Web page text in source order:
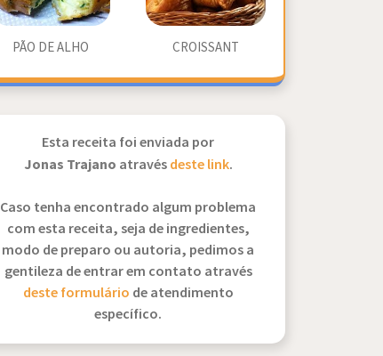
PÃO DE ALHO CROISSANT
Esta receita foi enviada por
Jonas Trajano atravésdeste link.
Caso tenha encontrado algum problema
com esta receita, seja de ingredientes,
modo de preparo ou autoria, pedimos a
gentileza de entrar em contato através
deste formulário de atendimento
específico.